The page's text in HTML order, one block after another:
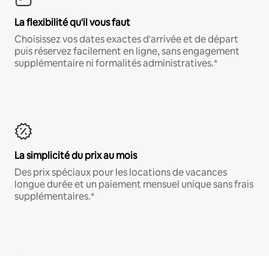
La flexibilité qu'il vous faut
Choisissez vos dates exactes d'arrivée et de départ
puis réservez facilement en ligne, sans engagement
supplémentaire ni formalités administratives.*
La simplicité du prix au mois
Des prix spéciaux pour les locations de vacances
longue durée et un paiement mensuel unique sans frais
supplémentaires.*